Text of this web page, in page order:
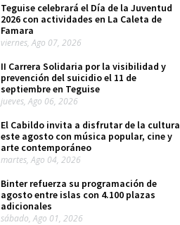
Teguise celebrará el Día de la Juventud
2026 con actividades en La Caleta de
Famara
viernes, Ago 07, 2026
II Carrera Solidaria por la visibilidad y
prevención del suicidio el 11 de
septiembre en Teguise
jueves, Ago 06, 2026
El Cabildo invita a disfrutar de la cultura
este agosto con música popular, cine y
arte contemporáneo
martes, Ago 04, 2026
Binter refuerza su programación de
agosto entre islas con 4.100 plazas
adicionales
sábado, Ago 01, 2026